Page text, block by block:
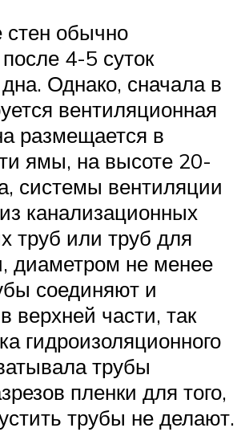
стен обычно
4-5 суток
Однако, сначала в
вентиляционная
размещается в
ямы, на высоте 20-
системы вентиляции
канализационных
труб или труб для
диаметром не менее
соединяют и
верхней части, так
гидроизоляционного
трубы
пленки для того,
трубы не делают.